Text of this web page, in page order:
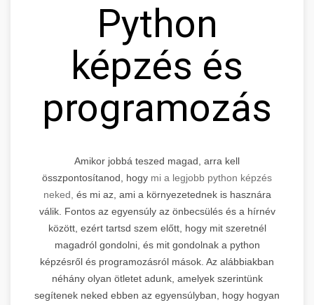
Python
képzés és
programozás
Amikor jobbá teszed magad, arra kell
összpontosítanod, hogy mi a legjobb python képzés
neked, és mi az, ami a környezetednek is hasznára
válik. Fontos az egyensúly az önbecsülés és a hírnév
között, ezért tartsd szem előtt, hogy mit szeretnél
magadról gondolni, és mit gondolnak a python
képzésről és programozásról mások. Az alábbiakban
néhány olyan ötletet adunk, amelyek szerintünk
segítenek neked ebben az egyensúlyban, hogy hogyan